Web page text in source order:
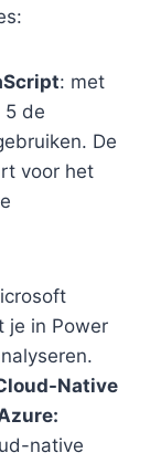
: met
5 de
De
voor het
je in Power
Native
native